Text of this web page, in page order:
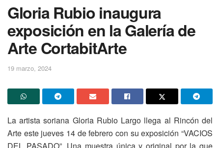
Gloria Rubio inaugura
exposición en la Galería de
Arte CortabitArte
19 marzo, 2024
La artista soriana Gloria Rubio Largo llega al Rincón del
Arte este jueves 14 de febrero con su exposición “VACIOS
DEL PASADO”. Una muestra única y original por la que